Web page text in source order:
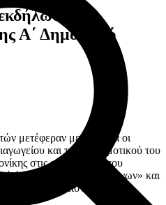
του
Α΄ Δημοτικού
μετέφεραν με επιτυχία οι
και της Α΄ Δημοτικού του
στις εκδηλώσεις που
άρωμα των Χριστουγέννων» και
Βασιλιά» αντίστοιχα.